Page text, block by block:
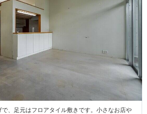
、足元はフロアタイル敷きです。小さなお店や